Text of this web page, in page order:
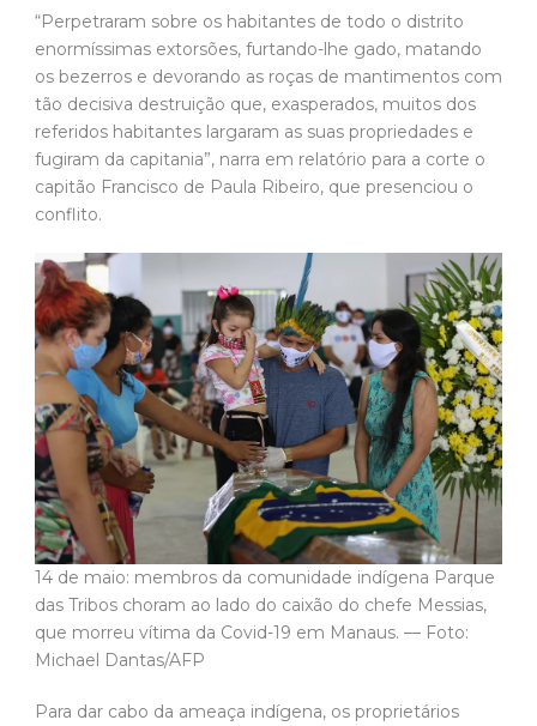
“Perpetraram sobre os habitantes de todo o distrito
enormíssimas extorsões, furtando-lhe gado, matando
os bezerros e devorando as roças de mantimentos com
tão decisiva destruição que, exasperados, muitos dos
referidos habitantes largaram as suas propriedades e
fugiram da capitania”, narra em relatório para a corte o
capitão Francisco de Paula Ribeiro, que presenciou o
conflito.
14 de maio: membros da comunidade indígena Parque
das Tribos choram ao lado do caixão do chefe Messias,
que morreu vítima da Covid-19 em Manaus. — Foto:
Michael Dantas/AFP
Para dar cabo da ameaça indígena, os proprietários